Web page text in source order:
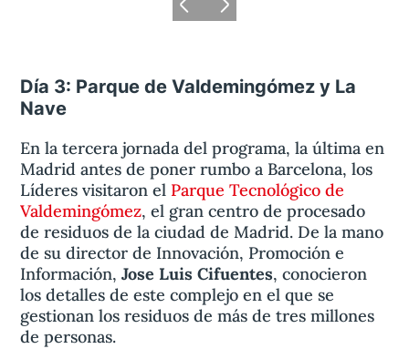
Día 3: Parque de Valdemingómez y La
Nave
En la tercera jornada del programa, la última en
Madrid antes de poner rumbo a Barcelona, los
Líderes visitaron el Parque Tecnológico de
Valdemingómez, el gran centro de procesado
de residuos de la ciudad de Madrid. De la mano
de su director de Innovación, Promoción e
Información,Jose Luis Cifuentes, conocieron
los detalles de este complejo en el que se
gestionan los residuos de más de tres millones
de personas.